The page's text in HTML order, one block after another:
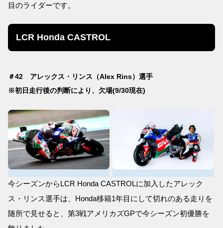
目のライダーです。
LCR Honda CASTROL
＃42 アレックス・リンス（Alex Rins）選手
※初日走行後の判断により、欠場(9/30現在)
今シーズンからLCR Honda CASTROLに加入したアレック
ス・リンス選手は、Honda移籍1年目にして切れのある走りを
随所で見せると、第3戦アメリカズGPで今シーズン初優勝を